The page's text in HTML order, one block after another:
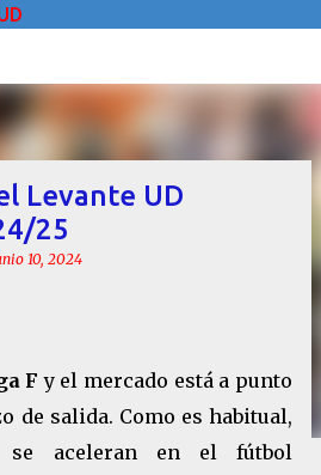
principal
Levante UD
25
10, 2024
F y el mercado está a punto
de salida. Como es habitual,
se aceleran en el fútbol